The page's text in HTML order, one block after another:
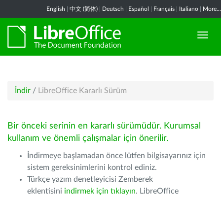
English 中文 (简体) Deutsch Español Français Italiano More...
İndir / LibreOffice Kararlı Sürüm
Bir önceki serinin en kararlı sürümüdür. Kurumsal
kullanım ve önemli çalışmalar için önerilir.
İndirmeye başlamadan önce lütfen bilgisayarınız için
sistem gereksinimlerini kontrol ediniz.
Türkçe yazım denetleyicisi Zemberek
eklentisini indirmek için tıklayın. LibreOffice